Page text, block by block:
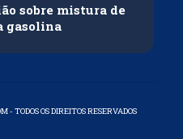
sobre mistura de
gasolina
- TODOS OS DIREITOS RESERVADOS